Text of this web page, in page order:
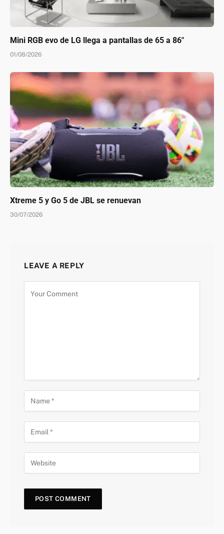
Mini RGB evo de LG llega a pantallas de 65 a 86″
01/08/2026
Xtreme 5 y Go 5 de JBL se renuevan
30/07/2026
LEAVE A REPLY